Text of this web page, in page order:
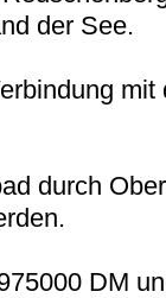
der See.
durch
DM